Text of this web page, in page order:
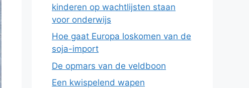
kinderen op wachtlijsten staan
voor onderwijs
Hoe gaat Europa loskomen van de
soja-import
De opmars van de veldboon
Een kwispelend wapen